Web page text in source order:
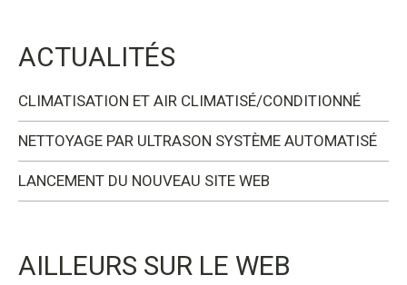
ACTUALITÉS
CLIMATISATION ET AIR CLIMATISÉ/CONDITIONNÉ
NETTOYAGE PAR ULTRASON SYSTÈME AUTOMATISÉ
LANCEMENT DU NOUVEAU SITE WEB
AILLEURS SUR LE WEB